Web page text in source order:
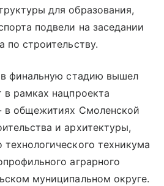
для образования,
подвели на заседании
по строительству.
финальную стадию вышел
в рамках нацпроекта
общежитиях Смоленской
и архитектуры,
технологического техникума
аграрного
муниципальном округе.